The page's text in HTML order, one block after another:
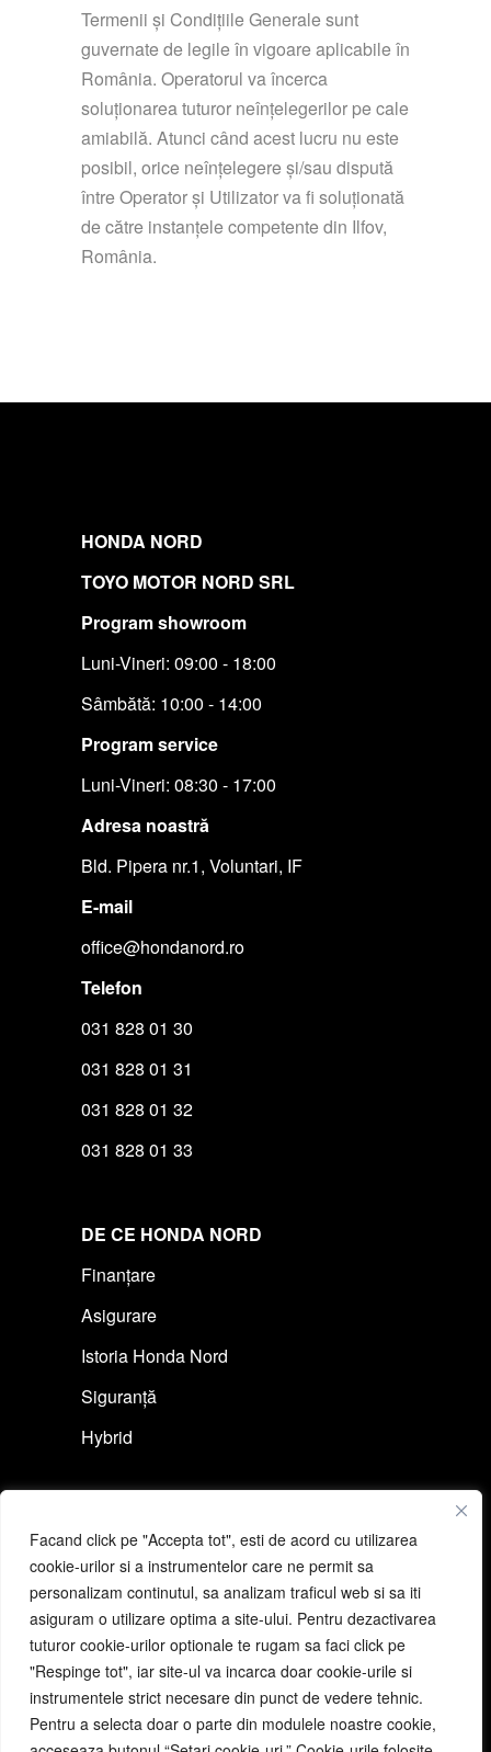
Facand click pe "Accepta tot", esti de acord cu utilizarea
cookie-urilor si a instrumentelor care ne permit sa
personalizam continutul, sa analizam traficul web si sa iti
asiguram o utilizare optima a site-ului. Pentru dezactivarea
tuturor cookie-urilor optionale te rugam sa faci click pe
"Respinge tot", iar site-ul va incarca doar cookie-urile si
instrumentele strict necesare din punct de vedere tehnic.
Pentru a selecta doar o parte din modulele noastre cookie,
Termenii și Condițiile Generale sunt
guvernate de legile în vigoare aplicabile în
România. Operatorul va încerca
soluționarea tuturor neînțelegerilor pe cale
amiabilă. Atunci când acest lucru nu este
posibil, orice neînțelegere și/sau dispută
între Operator și Utilizator va fi soluționată
de către instanțele competente din Ilfov,
România.
HONDA NORD
TOYO MOTOR NORD SRL
Program showroom
Luni-Vineri: 09:00 - 18:00
Sâmbătă: 10:00 - 14:00
Program service
Luni-Vineri: 08:30 - 17:00
Adresa noastră
Bld. Pipera nr.1, Voluntari, IF
E-mail
office@hondanord.ro
Telefon
031 828 01 30
031 828 01 31
031 828 01 32
031 828 01 33
DE CE HONDA NORD
Finanțare
Asigurare
Istoria Honda Nord
Siguranță
Hybrid
Cere ofertă auto
Programeză un test drive
Cere ofertă moto
Programeză un test ride